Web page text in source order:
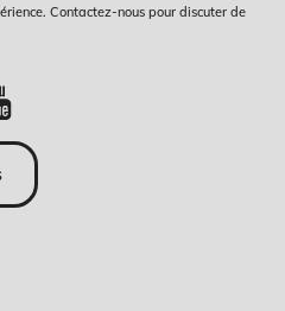
Contactez-nous pour discuter de